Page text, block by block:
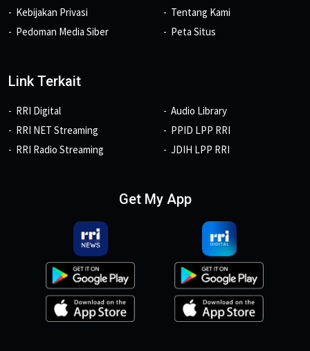
Kebijakan Privasi
Pedoman Media Siber
Tentang Kami
Peta Situs
Link Terkait
RRI Digital
RRI NET Streaming
RRI Radio Streaming
Audio Library
PPID LPP RRI
JDIH LPP RRI
Get My App